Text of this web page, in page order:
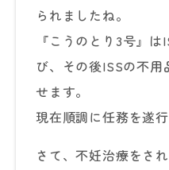
られましたね。
『こうのとり3号』
び、その後ISSの不
せます。
現在順調に任務を遂
さて、不妊治療をさ